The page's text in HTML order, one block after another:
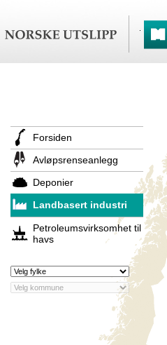
Forsiden
Avløpsrenseanlegg
Deponier
Landbasert industri
Petroleumsvirksomhet til
havs